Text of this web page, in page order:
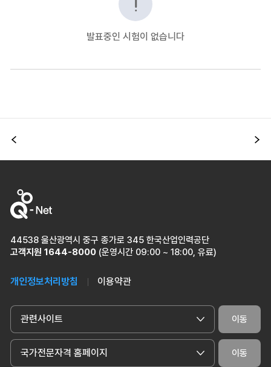
발표중인 시험이 없습니다
이전
44538 울산광역시 중구 종가로 345 한국산업인력공단
고객지원 1644-8000 (운영시간 09:00 ~ 18:00, 유료)
개인정보처리방침 이용약관
관련사이트 이동
국가전문자격 홈페이지 이동